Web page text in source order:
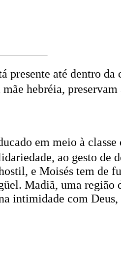
presente até dentro
hebréia,
em meio à
ao gesto de
e Moisés tem de
Madiã, uma região
intimidade com